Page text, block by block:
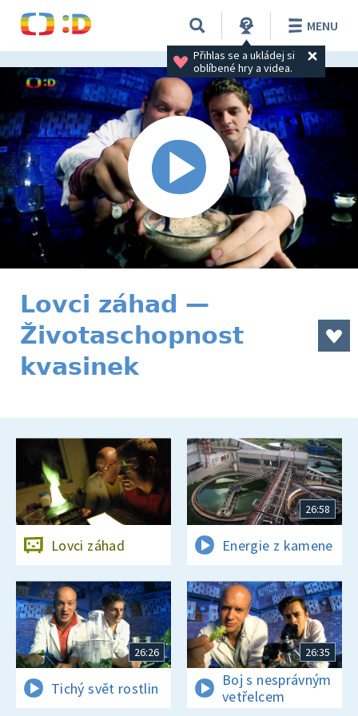
Přihlas se a ukládej si
oblíbené hry a videa.
MENU
Lovci záhad —
Životaschopnost
kvasinek
Lovci záhad
26:58
Energie z kamene
26:26
Tichý svět rostlin
26:35
Boj s nesprávným
vetřelcem